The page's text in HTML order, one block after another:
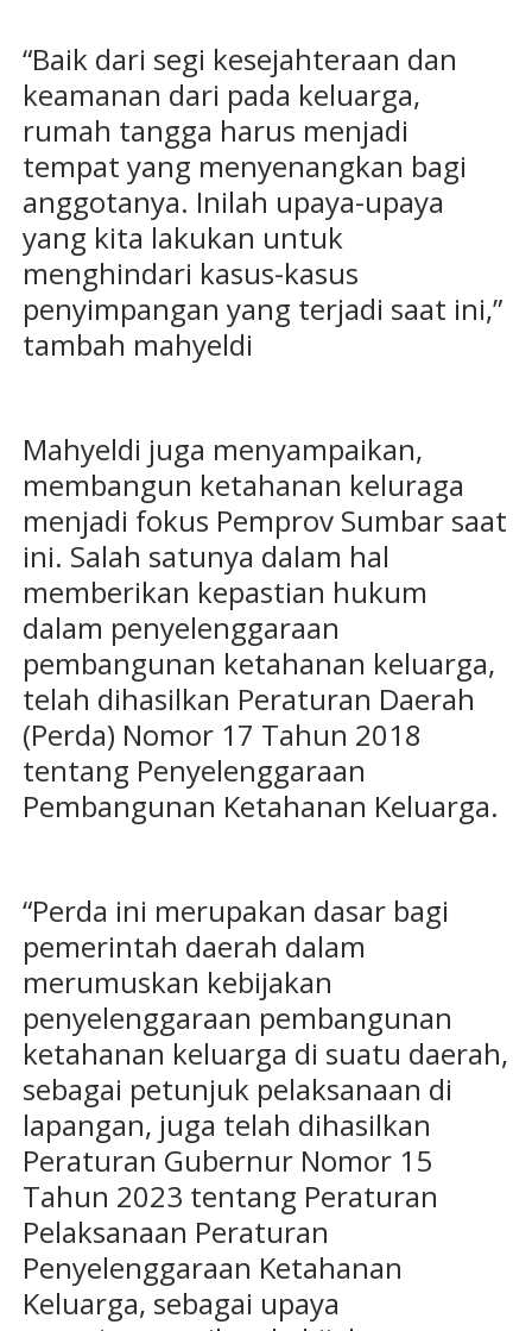
“Baik dari segi kesejahteraan dan
keamanan dari pada keluarga,
rumah tangga harus menjadi
tempat yang menyenangkan bagi
anggotanya. Inilah upaya-upaya
yang kita lakukan untuk
menghindari kasus-kasus
penyimpangan yang terjadi saat ini,”
tambah mahyeldi
Mahyeldi juga menyampaikan,
membangun ketahanan keluraga
menjadi fokus Pemprov Sumbar saat
ini. Salah satunya dalam hal
memberikan kepastian hukum
dalam penyelenggaraan
pembangunan ketahanan keluarga,
telah dihasilkan Peraturan Daerah
(Perda) Nomor 17 Tahun 2018
tentang Penyelenggaraan
Pembangunan Ketahanan Keluarga.
“Perda ini merupakan dasar bagi
pemerintah daerah dalam
merumuskan kebijakan
penyelenggaraan pembangunan
ketahanan keluarga di suatu daerah,
sebagai petunjuk pelaksanaan di
lapangan, juga telah dihasilkan
Peraturan Gubernur Nomor 15
Tahun 2023 tentang Peraturan
Pelaksanaan Peraturan
Penyelenggaraan Ketahanan
Keluarga, sebagai upaya